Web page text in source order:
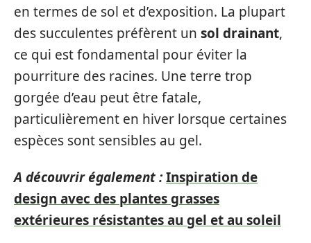
en termes de sol et d’exposition. La plupart
des succulentes préfèrent un sol drainant,
ce qui est fondamental pour éviter la
pourriture des racines. Une terre trop
gorgée d’eau peut être fatale,
particulièrement en hiver lorsque certaines
espèces sont sensibles au gel.
A découvrir également :Inspiration de
design avec des plantes grasses
extérieures résistantes au gel et au soleil